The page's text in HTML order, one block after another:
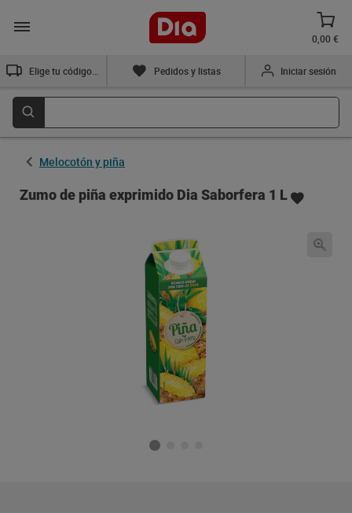
0,00 €
Pedidos y listas Iniciar sesión
Melocotón y piña
Zumo de piña exprimido Dia Saborfera 1 L